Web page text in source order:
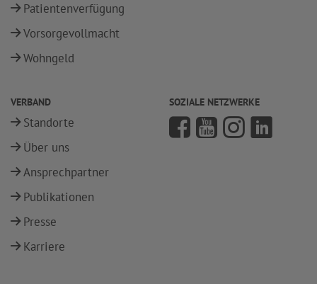
Patientenverfügung
Vorsorgevollmacht
Wohngeld
VERBAND
Standorte
Über uns
Ansprechpartner
Publikationen
Presse
Karriere
SOZIALE NETZWERKE